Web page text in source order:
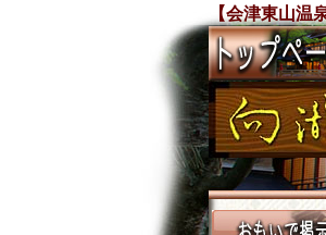
【会津東山